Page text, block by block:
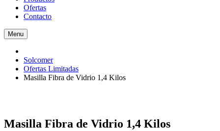
Ofertas
Contacto
Menu
Solcomer
Ofertas Limitadas
Masilla Fibra de Vidrio 1,4 Kilos
Masilla Fibra de Vidrio 1,4 Kilos